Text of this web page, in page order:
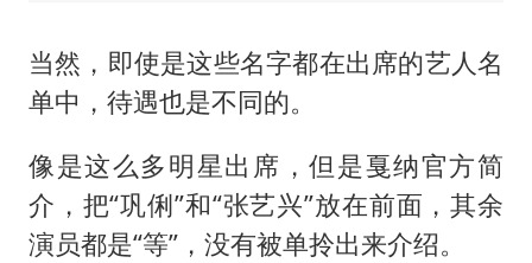
当然，即使是这些名字都在出席的艺人名
单中，待遇也是不同的。
像是这么多明星出席，但是戛纳官方简
介，把“巩俐”和“张艺兴”放在前面，其余
演员都是“等”，没有被单拎出来介绍。